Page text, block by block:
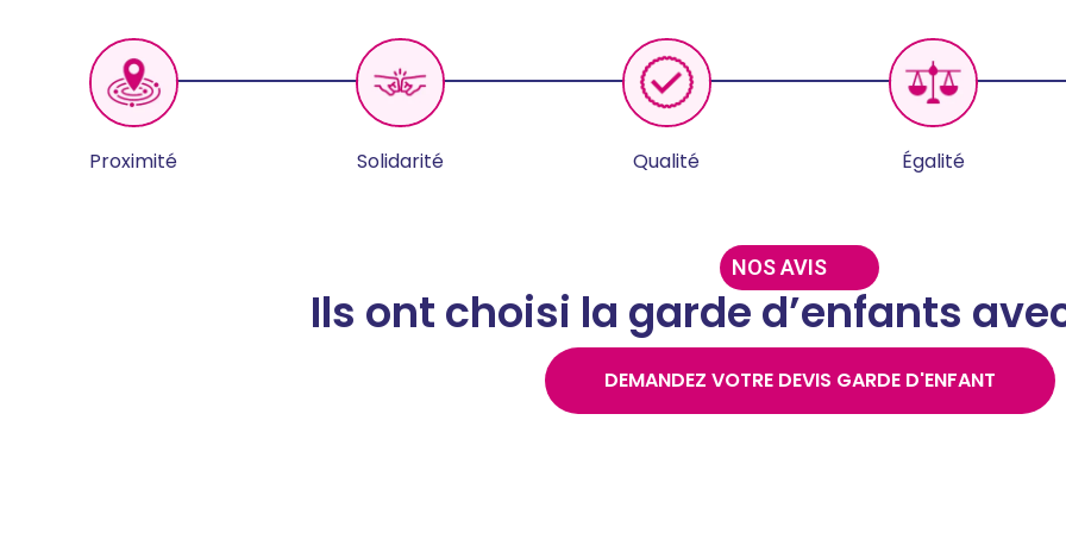
Proximité Solidarité Qualité Égalité
NOS AVIS
Ils ont choisi la garde d’enfants
DEMANDEZ VOTRE DEVIS GARDE D'ENFANT